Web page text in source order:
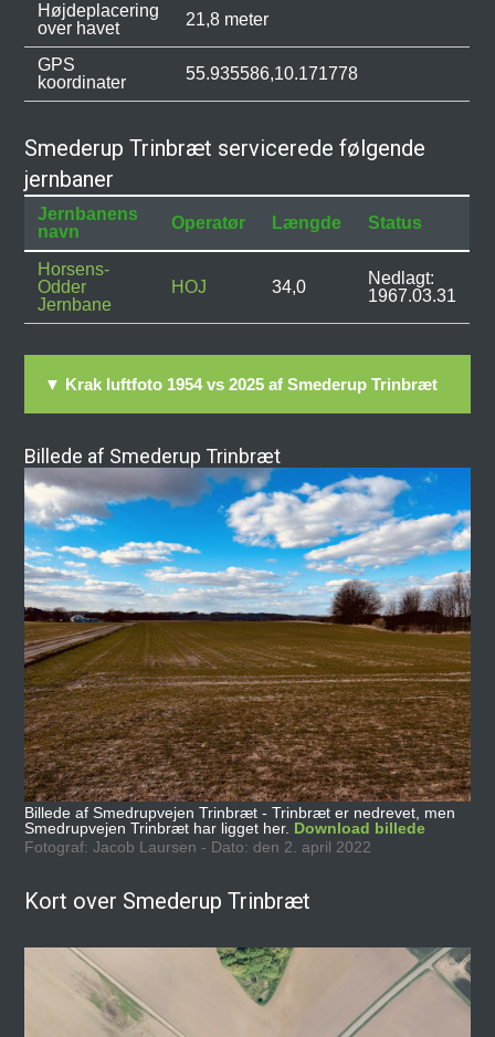
Højdeplacering
over havet
21,8 meter
GPS
koordinater
55.935586,10.171778
Smederup Trinbræt servicerede følgende
jernbaner
Jernbanens
navn
Operatør Længde Status
Horsens-
Odder
Jernbane
HOJ 34,0
Nedlagt:
1967.03.31
▼ Krak luftfoto 1954 vs 2025 af Smederup Trinbræt
Billede af Smederup Trinbræt
Billede af Smedrupvejen Trinbræt - Trinbræt er nedrevet, men
Smedrupvejen Trinbræt har ligget her. Download billede
Fotograf: Jacob Laursen - Dato: den 2. april 2022
Kort over Smederup Trinbræt